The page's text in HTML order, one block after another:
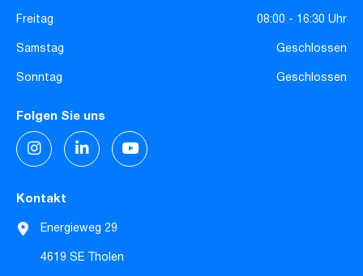
Freitag
08:00 - 16:30 Uhr
Samstag
Geschlossen
Sonntag
Geschlossen
Folgen Sie uns
Kontakt
Energieweg 29
4619 SE Tholen